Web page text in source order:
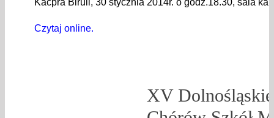
Kacpra Biruli, 30 stycznia 2014r. o godz.18.30, sala
Czytaj online.
XV